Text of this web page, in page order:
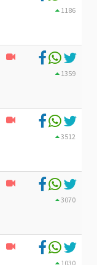
1186
1359
3512
3070
1030